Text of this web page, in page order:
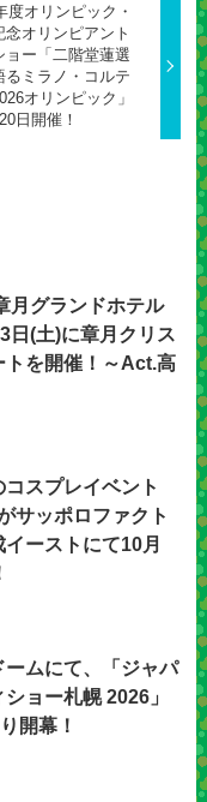
度オリンピック・
念オリンピアント
ョー「二階堂蓮選
るミラノ・コルテ
オリンピック」
日開催！
月グランドホテル
日(土)に章月クリス
トを開催！～Act.高
コスプレイベント
サッポロファクト
イーストにて10月
ームにて、「ジャパ
ョー札幌 2026」
開幕！